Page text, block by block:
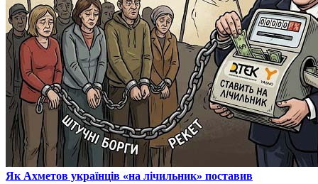
​Як Ахметов українців «на лічильник» поставив